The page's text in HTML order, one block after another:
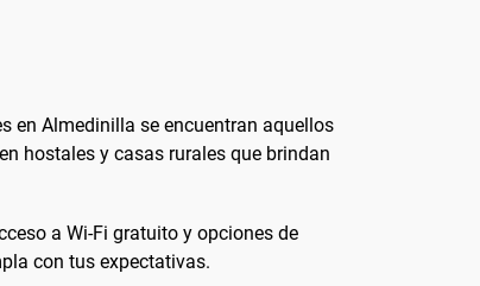
en Almedinilla se encuentran aquellos
hostales y casas rurales que brindan
a Wi-Fi gratuito y opciones de
con tus expectativas.